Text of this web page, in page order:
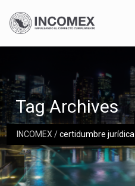
INCOMEX/certidumbre jurídica
Tag Archives